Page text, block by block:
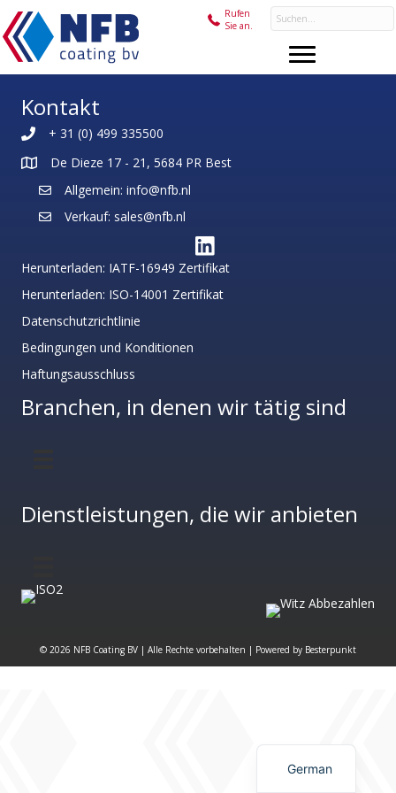
Rufen
Sie an.
Kontakt
+ 31 (0) 499 335500
De Dieze 17 - 21, 5684 PR Best
Allgemein: info@nfb.nl
Verkauf: sales@nfb.nl
Herunterladen: IATF-16949 Zertifikat
Herunterladen: ISO-14001 Zertifikat
Datenschutzrichtlinie
Bedingungen und Konditionen
Haftungsausschluss
Branchen, in denen wir tätig sind
Dienstleistungen, die wir anbieten
© 2026 NFB Coating BV | Alle Rechte vorbehalten | Powered by Besterpunkt
German